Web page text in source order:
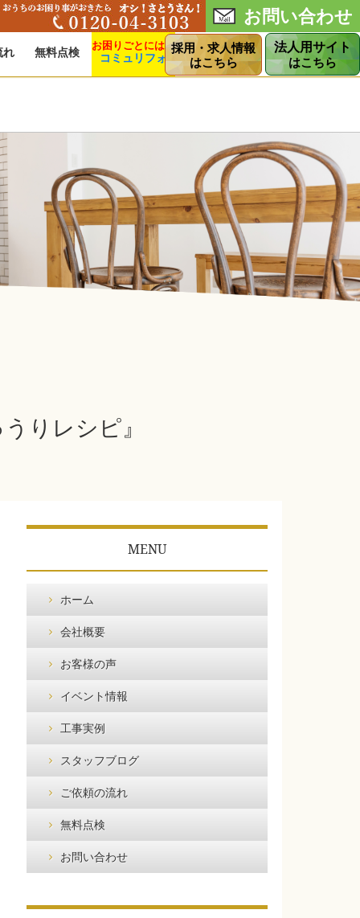
お問い合わせ
採用・求人情報
はこちら
法人用サイト
はこちら
れ 無料点検 コミュリフォ ショップ
りレシピ』
MENU
ホーム
会社概要
お客様の声
イベント情報
工事実例
スタッフブログ
ご依頼の流れ
無料点検
お問い合わせ